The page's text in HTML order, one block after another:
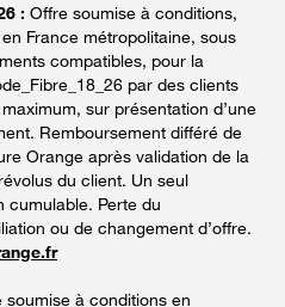
: Offre soumise à conditions,
France métropolitaine, sous
compatibles, pour la
par des clients
sur présentation d’une
Remboursement différé de
Orange après validation de la
du client. Un seul
cumulable. Perte du
ou de changement d’offre.
soumise à conditions en